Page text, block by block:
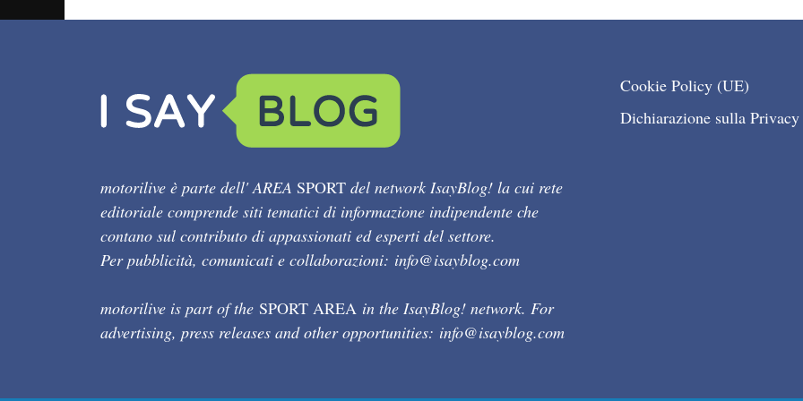
motorilive è parte dell' AREA SPORT del network IsayBlog! la cui rete
editoriale comprende siti tematici di informazione indipendente che
contano sul contributo di appassionati ed esperti del settore.
Per pubblicità, comunicati e collaborazioni: info@isayblog.com
motorilive is part of the SPORT AREA in the IsayBlog! network. For
advertising, press releases and other opportunities: info@isayblog.com
Cookie Policy (UE)
Dichiarazione sulla